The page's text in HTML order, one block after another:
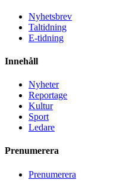
Nyhetsbrev
Taltidning
E-tidning
Innehåll
Nyheter
Reportage
Kultur
Sport
Ledare
Prenumerera
Prenumerera